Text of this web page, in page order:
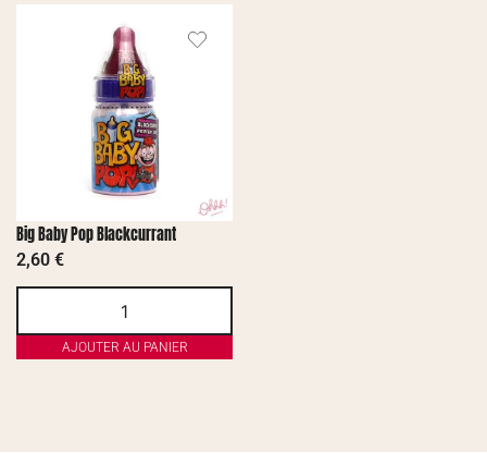
Big Baby Pop Blackcurrant
2,60 €
AJOUTER AU PANIER